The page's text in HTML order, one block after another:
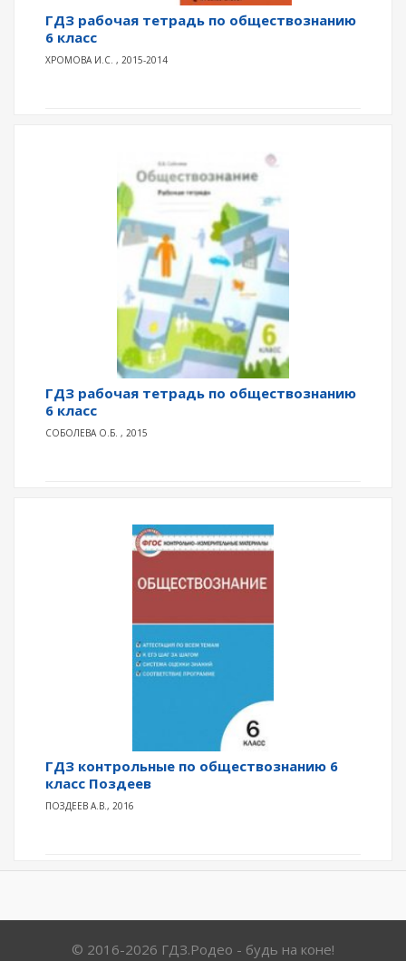
ГДЗ рабочая тетрадь по обществознанию
6 класс
ХРОМОВА И.С. , 2015-2014
ГДЗ рабочая тетрадь по обществознанию
6 класс
СОБОЛЕВА О.Б. , 2015
ГДЗ контрольные по обществознанию 6
класс Поздеев
ПОЗДЕЕВ А.В., 2016
© 2016-2026 ГДЗ.Родео - будь на коне!